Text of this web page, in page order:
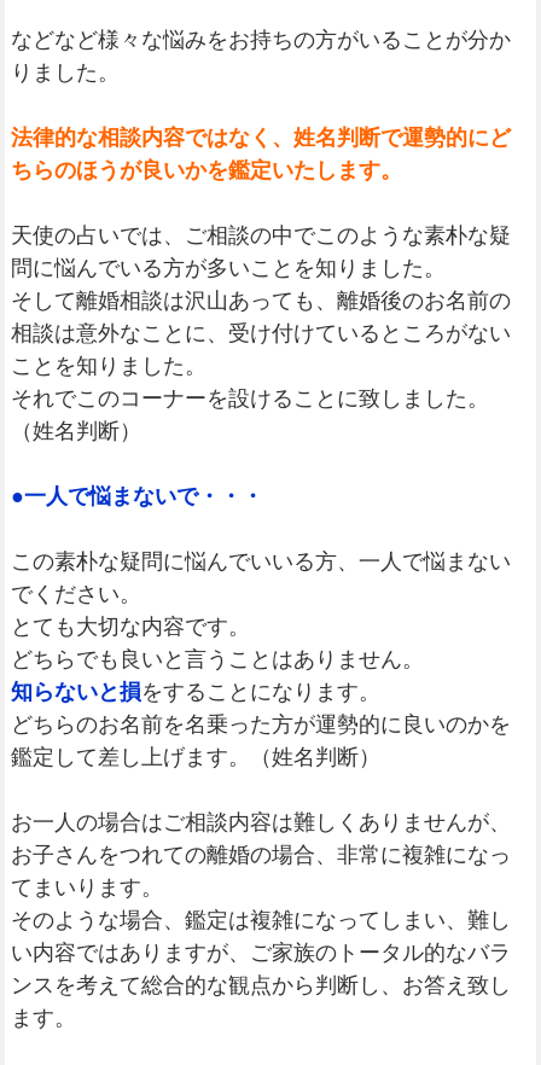
などなど様々な悩みをお持ちの方がいることが分か
りました。
法律的な相談内容ではなく、姓名判断で運勢的にど
ちらのほうが良いかを鑑定いたします。
天使の占いでは、ご相談の中でこのような素朴な疑
問に悩んでいる方が多いことを知りました。
そして離婚相談は沢山あっても、離婚後のお名前の
相談は意外なことに、受け付けているところがない
ことを知りました。
それでこのコーナーを設けることに致しました。
（姓名判断）
●一人で悩まないで・・・
この素朴な疑問に悩んでいいる方、一人で悩まない
でください。
とても大切な内容です。
どちらでも良いと言うことはありません。
知らないと損をすることになります。
どちらのお名前を名乗った方が運勢的に良いのかを
鑑定して差し上げます。（姓名判断）
お一人の場合はご相談内容は難しくありませんが、
お子さんをつれての離婚の場合、非常に複雑になっ
てまいります。
そのような場合、鑑定は複雑になってしまい、難し
い内容ではありますが、ご家族のトータル的なバラ
ンスを考えて総合的な観点から判断し、お答え致し
ます。